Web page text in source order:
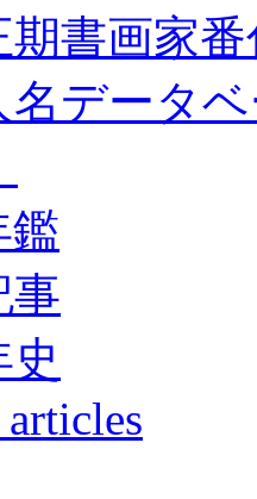
期書画家
名データ
鑑
事